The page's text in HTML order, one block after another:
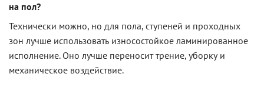
на пол?
Технически можно, но для пола, ступеней и проходных
зон лучше использовать износостойкое ламинированное
исполнение. Оно лучше переносит трение, уборку и
механическое воздействие.